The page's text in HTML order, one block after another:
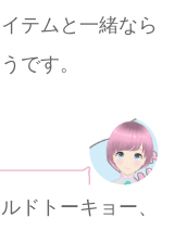
テムと一緒なら
です。
ドトーキョー、